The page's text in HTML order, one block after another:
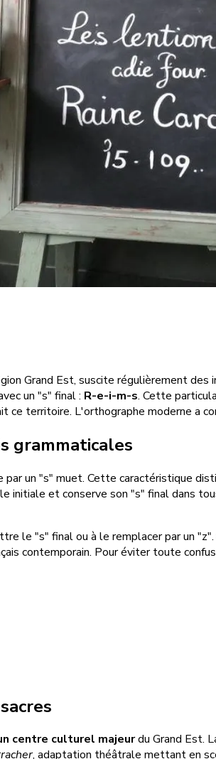
Grand Est, suscite régulièrement
un "s" final : R-e-i-m-s. Cette
ce territoire. L'orthographe moderne a
grammaticales
un "s" muet. Cette caractéristique
initiale et conserve son "s" final dans
le "s" final ou à le remplacer par un
contemporain. Pour éviter toute
centre culturel majeurdu Grand Est.
, adaptation théâtrale mettant en